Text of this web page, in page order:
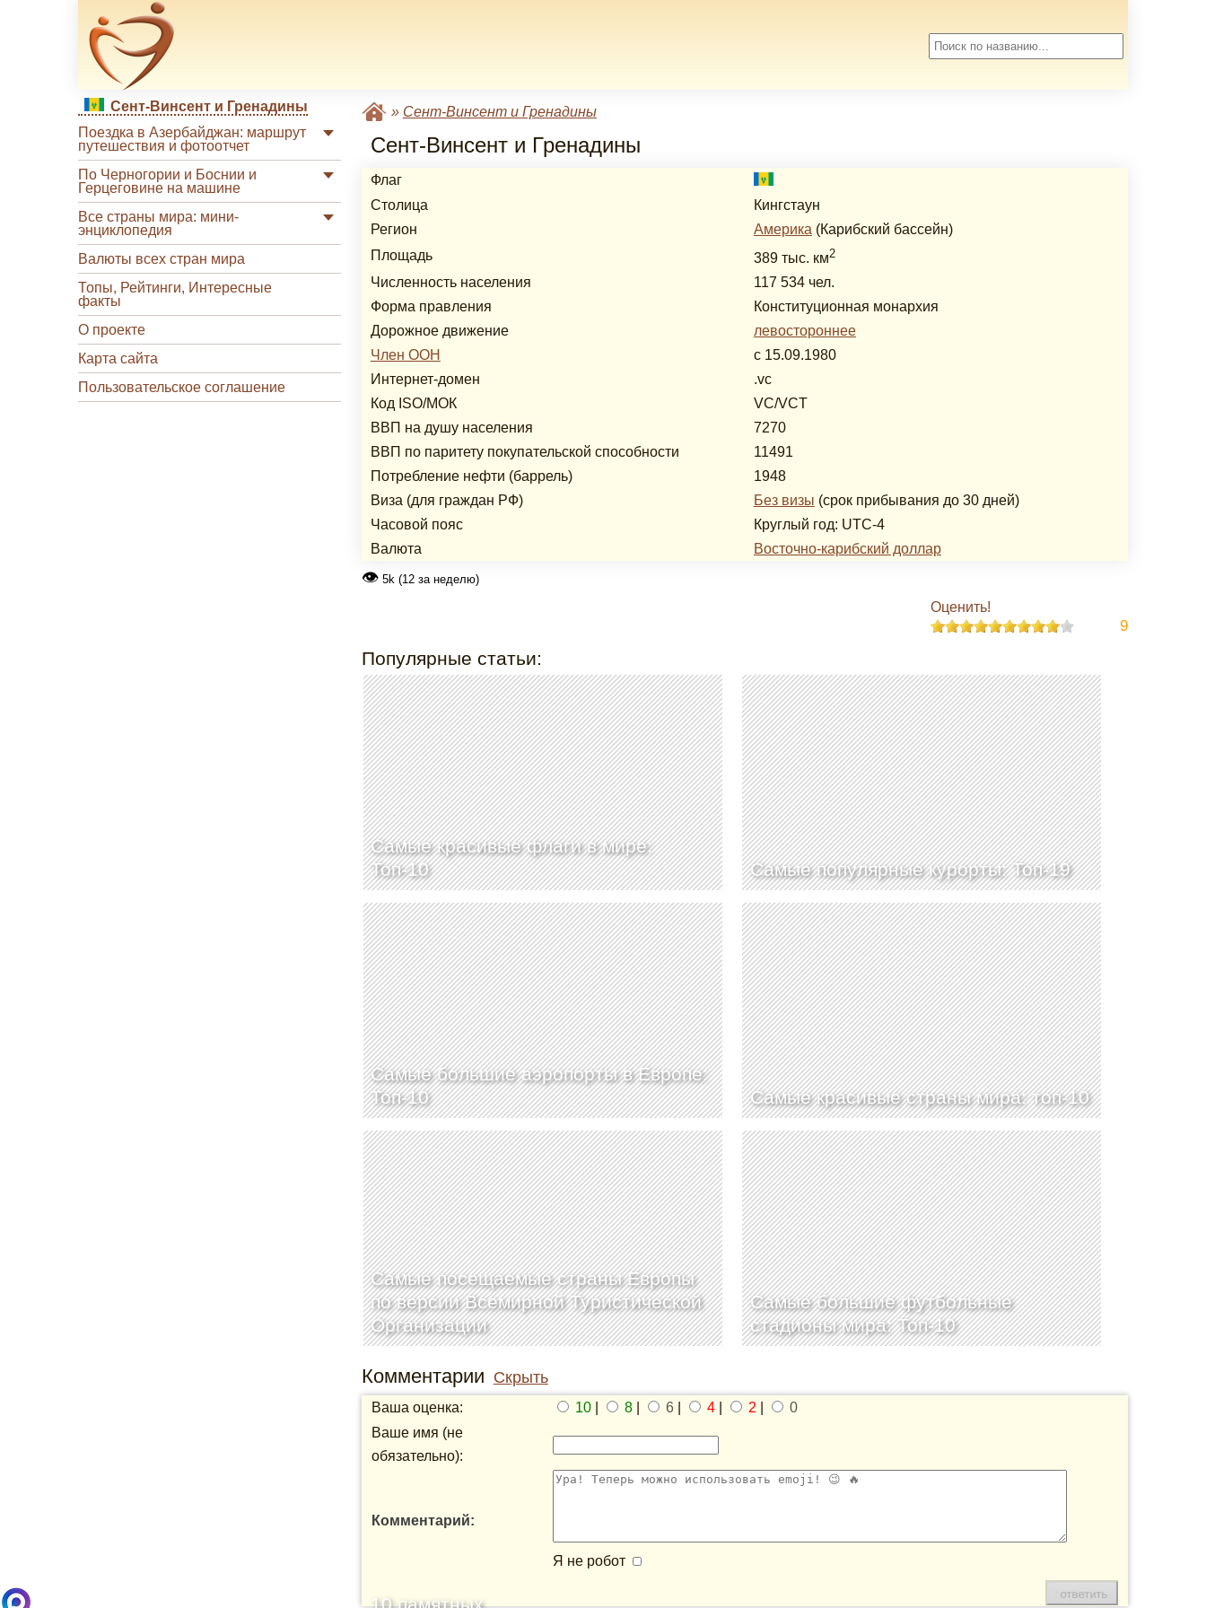
Сент-Винсент и Гренадины
Поездка в Азербайджан: маршрут
путешествия и фотоотчет
По Черногории и Боснии и
Герцеговине на машине
Все страны мира: мини-
энциклопедия
Валюты всех стран мира
Топы, Рейтинги, Интересные
факты
О проекте
Карта сайта
Пользовательское соглашение
» Сент-Винсент и Гренадины
Сент-Винсент и Гренадины
Флаг
Столица
Кингстаун
Регион
Америка (Карибский бассейн)
Площадь
389 тыс. км2
Численность населения
117 534 чел.
Форма правления
Конституционная монархия
Дорожное движение
левостороннее
Член ООН
с 15.09.1980
Интернет-домен
.vc
Код ISO/МОК
VC/VCT
ВВП на душу населения
7270
ВВП по паритету покупательской способности
11491
Потребление нефти (баррель)
1948
Виза (для граждан РФ)
Без визы (срок прибывания до 30 дней)
Часовой пояс
Круглый год: UTC-4
Валюта
Восточно-карибский доллар
👁5k (12 за неделю)
Оценить!
9
Популярные статьи:
Самые красивые флаги в мире:
Топ-10
Самые популярные курорты: Топ-19
Самые большие аэропорты в Европе:
Топ-10
Самые красивые страны мира: топ-10
Самые посещаемые страны Европы
по версии Всемирной Туристической
Организации
Самые большие футбольные
стадионы мира: Топ-10
Комментарии Скрыть
Ваша оценка: 10| 8| 6| 4| 2
0
Ваше имя (не
обязательно):
Комментарий:
Я не робот